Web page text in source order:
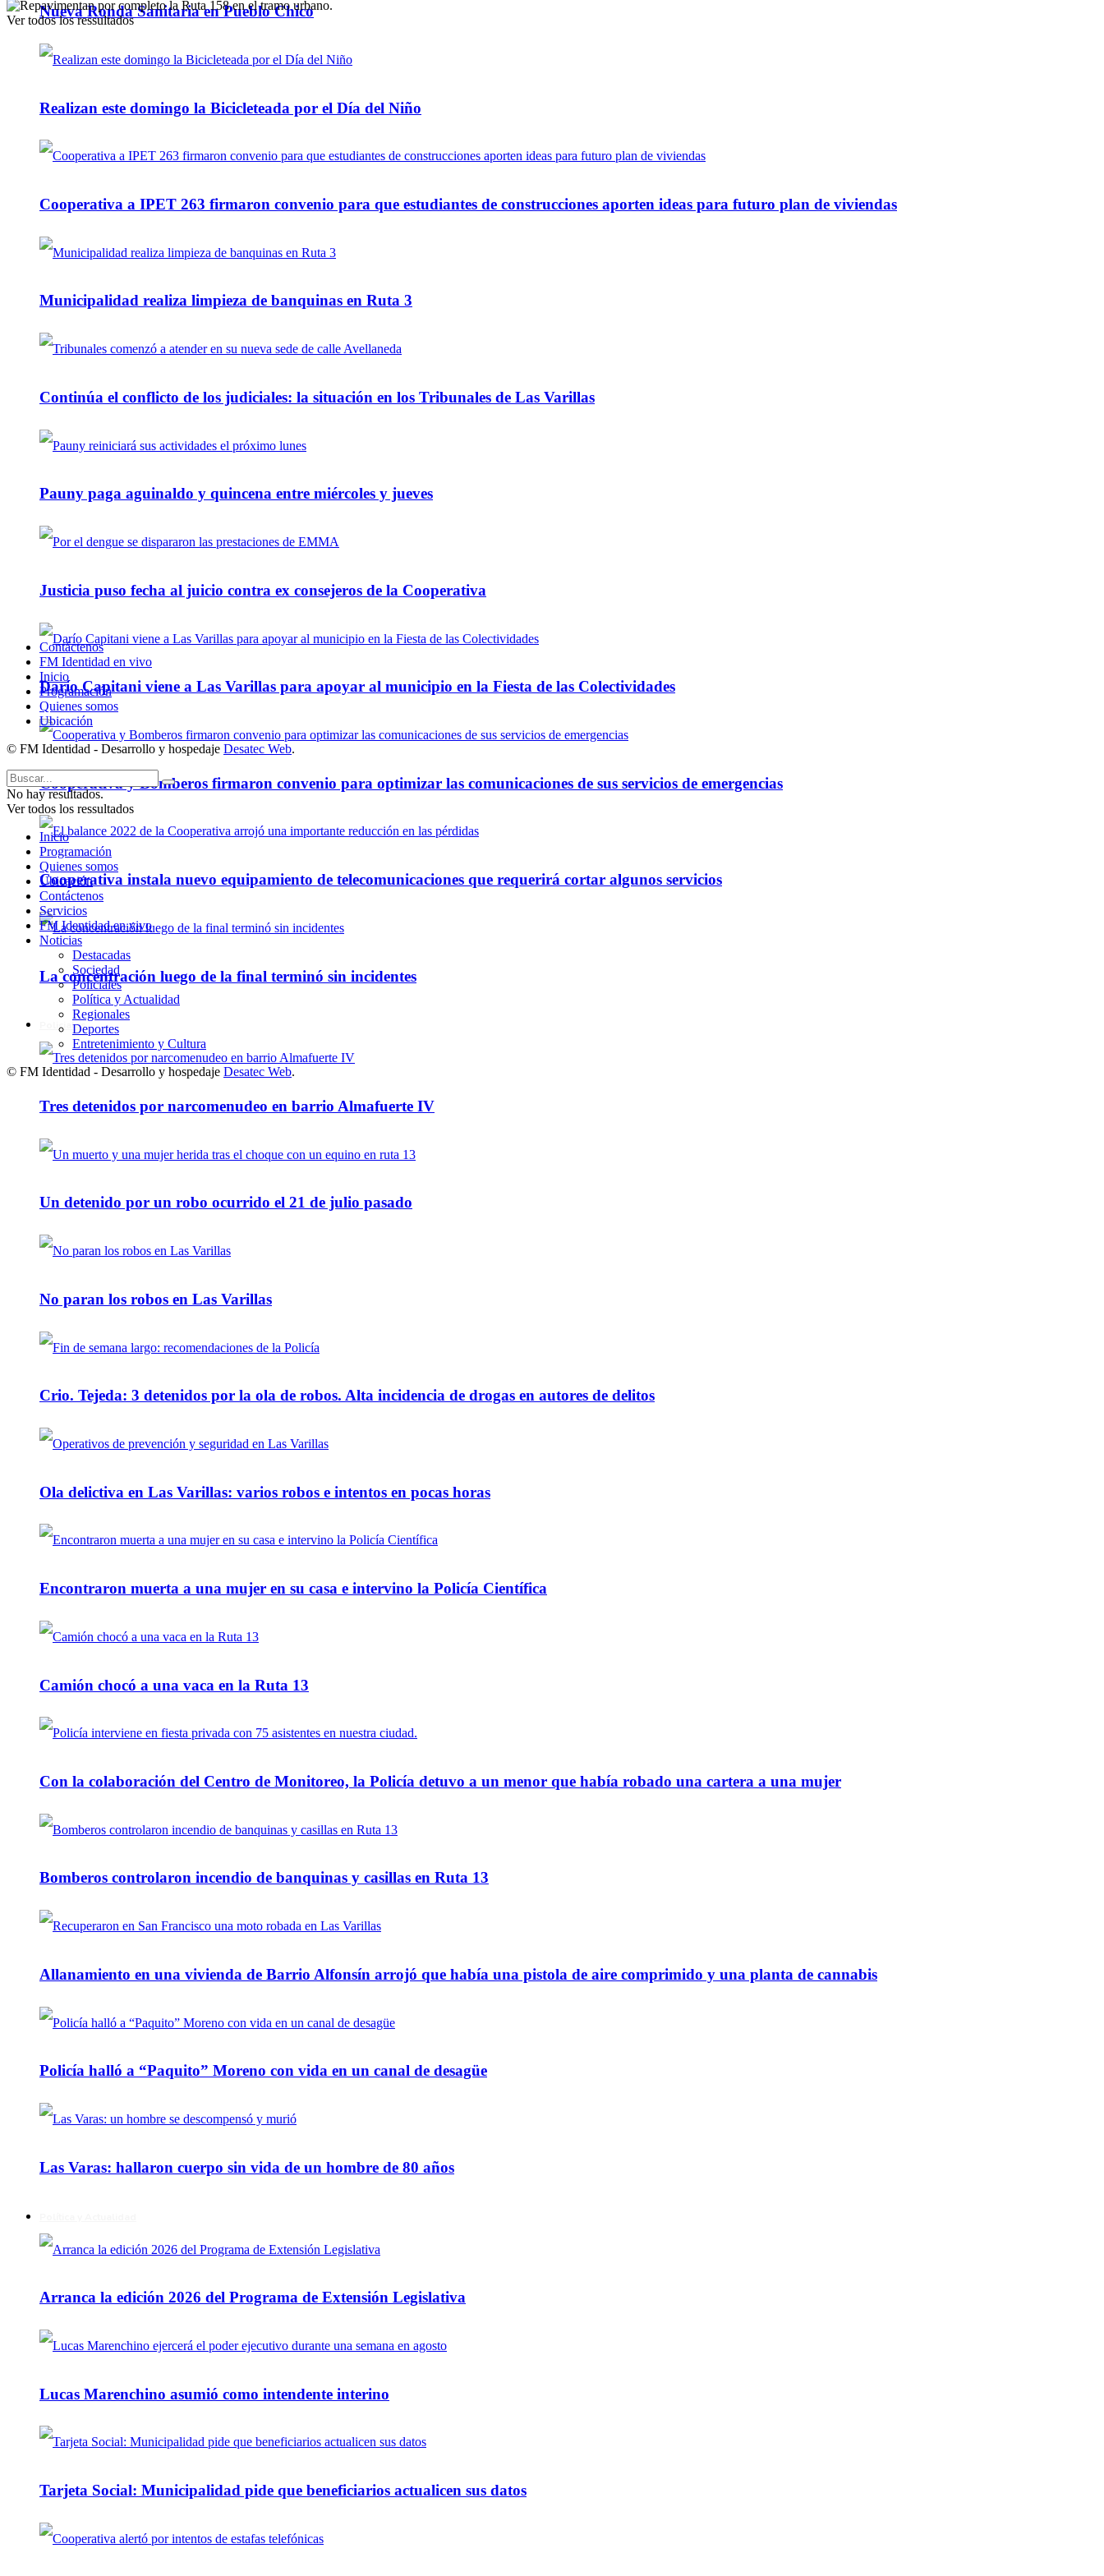
Nueva Ronda Sanitaria en Pueblo Chico
Realizan este domingo la Bicicleteada por el Día del Niño
Cooperativa a IPET 263 firmaron convenio para que estudiantes de construcciones aporten ideas para futuro plan de viviendas
Municipalidad realiza limpieza de banquinas en Ruta 3
Continúa el conflicto de los judiciales: la situación en los Tribunales de Las Varillas
Pauny paga aguinaldo y quincena entre miércoles y jueves
Justicia puso fecha al juicio contra ex consejeros de la Cooperativa
Darío Capitani viene a Las Varillas para apoyar al municipio en la Fiesta de las Colectividades
Cooperativa y Bomberos firmaron convenio para optimizar las comunicaciones de sus servicios de emergencias
Cooperativa instala nuevo equipamiento de telecomunicaciones que requerirá cortar algunos servicios
La concentración luego de la final terminó sin incidentes
Policiales
Tres detenidos por narcomenudeo en barrio Almafuerte IV
Un detenido por un robo ocurrido el 21 de julio pasado
No paran los robos en Las Varillas
Crio. Tejeda: 3 detenidos por la ola de robos. Alta incidencia de drogas en autores de delitos
Ola delictiva en Las Varillas: varios robos e intentos en pocas horas
Encontraron muerta a una mujer en su casa e intervino la Policía Científica
Camión chocó a una vaca en la Ruta 13
Con la colaboración del Centro de Monitoreo, la Policía detuvo a un menor que había robado una cartera a una mujer
Bomberos controlaron incendio de banquinas y casillas en Ruta 13
Allanamiento en una vivienda de Barrio Alfonsín arrojó que había una pistola de aire comprimido y una planta de cannabis
Policía halló a “Paquito” Moreno con vida en un canal de desagüe
Las Varas: hallaron cuerpo sin vida de un hombre de 80 años
Arranca la edición 2026 del Programa de Extensión Legislativa
Lucas Marenchino asumió como intendente interino
Tarjeta Social: Municipalidad pide que beneficiarios actualicen sus datos
Ver todos los ressultados
Contáctenos
FM Identidad en vivo
Inicio
Programación
Quienes somos
Ubicación
© FM Identidad - Desarrollo y hospedaje Desatec Web.
No hay resultados.
Ver todos los ressultados
Inicio
Programación
Quienes somos
Ubicación
Contáctenos
Servicios
FM Identidad en vivo
Noticias
Destacadas
Sociedad
Policiales
Política y Actualidad
Regionales
Deportes
Entretenimiento y Cultura
© FM Identidad - Desarrollo y hospedaje Desatec Web.